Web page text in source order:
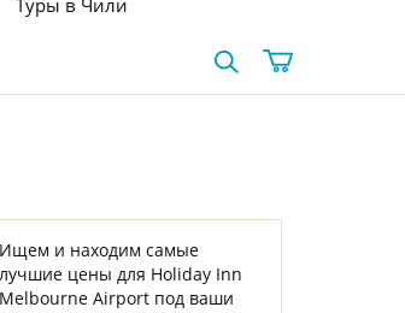
Туры в Чили
Ищем и находим самые
лучшие цены для Holiday Inn
Melbourne Airport под ваши